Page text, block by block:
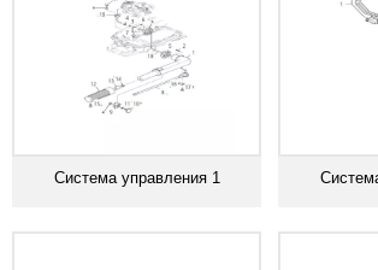
Система управления 1